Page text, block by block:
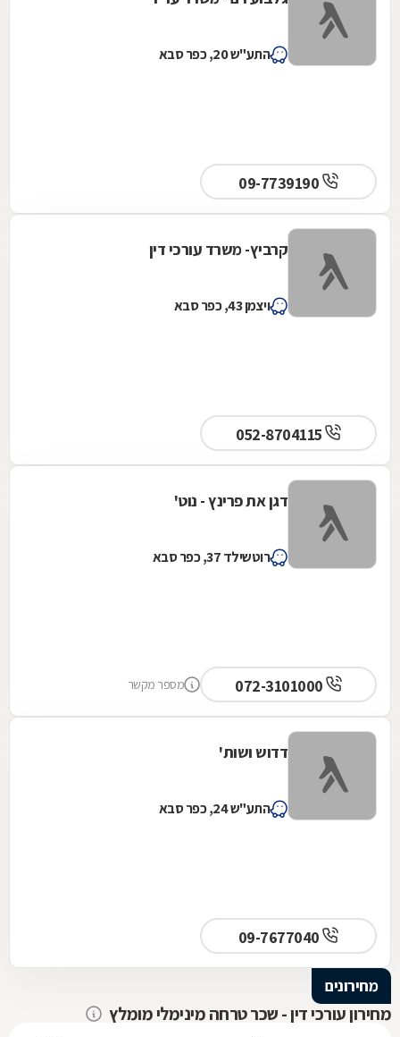
התע"ש 20, כפר סבא
קרביץ- משרד עורכי דין
ויצמן 43, כפר סבא
דגן את פרינץ - נוט'
רוטשילד 37, כפר סבא
מספר מקשר
דדוש ושות'
התע"ש 24, כפר סבא
09-7677040
מחירונים
מחירון עורכי דין - שכר טרחה מינימלי מומלץ